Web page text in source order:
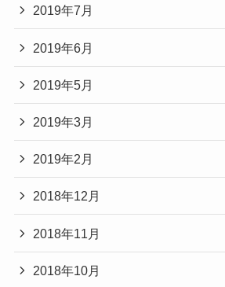
2019年7月
2019年6月
2019年5月
2019年3月
2019年2月
2018年12月
2018年11月
2018年10月